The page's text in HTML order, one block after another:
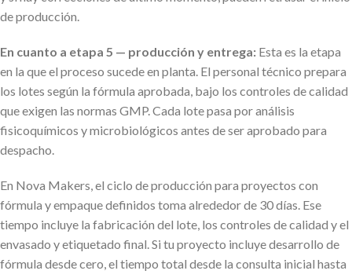
de producción.
En cuanto a etapa 5 — producción y entrega: Esta es la etapa
en la que el proceso sucede en planta. El personal técnico prepara
los lotes según la fórmula aprobada, bajo los controles de calidad
que exigen las normas GMP. Cada lote pasa por análisis
fisicoquímicos y microbiológicos antes de ser aprobado para
despacho.
En Nova Makers, el ciclo de producción para proyectos con
fórmula y empaque definidos toma alrededor de 30 días. Ese
tiempo incluye la fabricación del lote, los controles de calidad y el
envasado y etiquetado final. Si tu proyecto incluye desarrollo de
fórmula desde cero, el tiempo total desde la consulta inicial hasta